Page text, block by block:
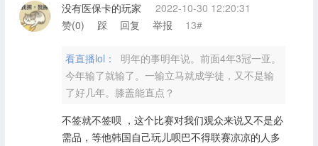
没有医保卡的玩家
2022-10-30 12:20:31
赞(0) 踩 回复 举报 13#
看直播lol：
明年的事明年说。前面4年3冠一亚。
今年输了就输了。一输立马就成学徒，又不是输
了好几年。膝盖能直点？
不签就不签呗 ，这个比赛对我们观众来说又不是必
需品，等他韩国自己玩儿呗巴不得联赛凉凉的人多